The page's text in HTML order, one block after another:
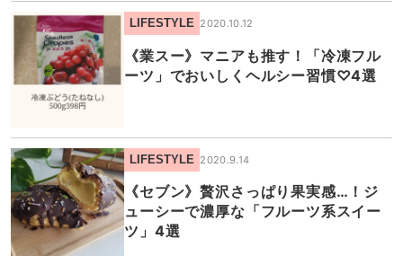
LIFESTYLE 2020.10.12
《業スー》マニアも推す！「冷凍フル
ーツ」でおいしくヘルシー習慣♡4選
LIFESTYLE 2020.9.14
《セブン》贅沢さっぱり果実感…！ジ
ューシーで濃厚な「フルーツ系スイー
ツ」4選